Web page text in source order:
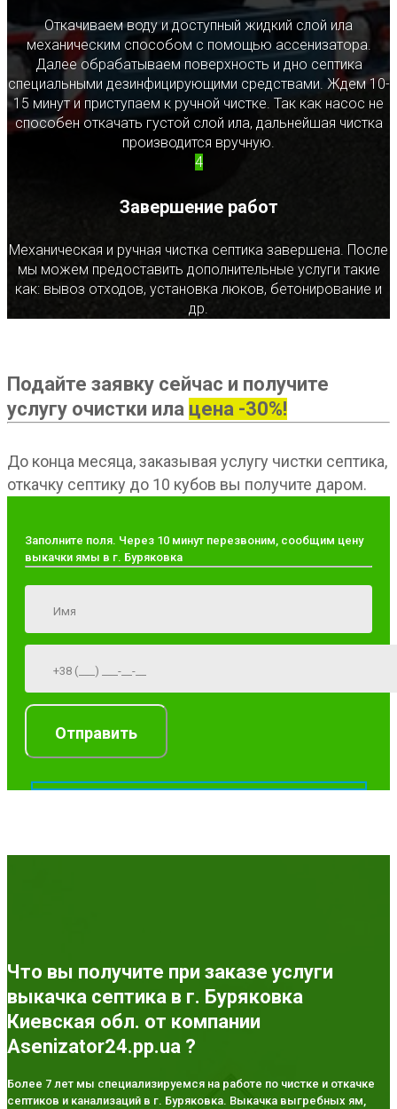
Откачиваем воду и доступный жидкий слой ила
механическим способом с помощью ассенизатора.
Далее обрабатываем поверхность и дно септика
специальными дезинфицирующими средствами. Ждем 10-
15 минут и приступаем к ручной чистке. Так как насос не
способен откачать густой слой ила, дальнейшая чистка
производится вручную.
4
Завершение работ
Механическая и ручная чистка септика завершена. После
мы можем предоставить дополнительные услуги такие
как: вывоз отходов, установка люков, бетонирование и
др.
Подайте заявку сейчас и получите
услугу очистки ила цена -30%!
До конца месяца, заказывая услугу чистки септика,
откачку септику до 10 кубов вы получите даром.
Заполните поля. Через 10 минут перезвоним, сообщим цену
выкачки ямы в г. Буряковка
Что вы получите при заказе услуги
выкачка септика в г. Буряковка
Киевская обл. от компании
Asenizator24.pp.ua ?
Более 7 лет мы специализируемся на работе по чистке и откачке
септиков и канализаций в г. Буряковка. Выкачка выгребных ям,